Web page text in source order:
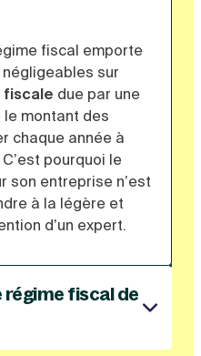
fiscal emporte
sur
fiscale due par une
montant des
chaque année à
pourquoi le
son entreprise n’est
à la légère et
d’un expert.
fiscal de
régimes fiscaux :